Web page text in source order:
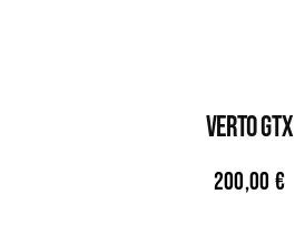
VERTO GTX
200,00 €